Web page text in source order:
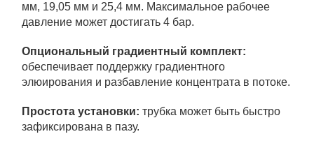
мм, 19,05 мм и 25,4 мм. Максимальное рабочее
давление может достигать 4 бар.
Опциональный градиентный комплект:
обеспечивает поддержку градиентного
элюирования и разбавление концентрата в потоке.
Простота установки: трубка может быть быстро
зафиксирована в пазу.